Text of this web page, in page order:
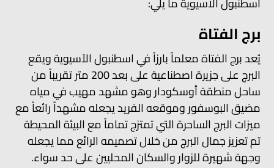
برج الفتاة
يُعد برج الفتاة معلماً بارزاً في اسطنبول الآسيوية ويقع
البرج على جزيرة اصطناعية على بعد 200 متر تقريباً من
ساحل منطقة أوسكودار وهو مشهد مهيب في مياه
مضيق البوسفور وموقعه الفريد يجعله مشهداً رائعاً مع
ميزات البرج الساحرة التي تمتزج تماماً مع البيئة المحيطة
تم تعزيز جمال البرج من خلال تصميمه الرائع مما يجعله
وجهة شهيرة للزوار والسكان المحليين على حد سواء.